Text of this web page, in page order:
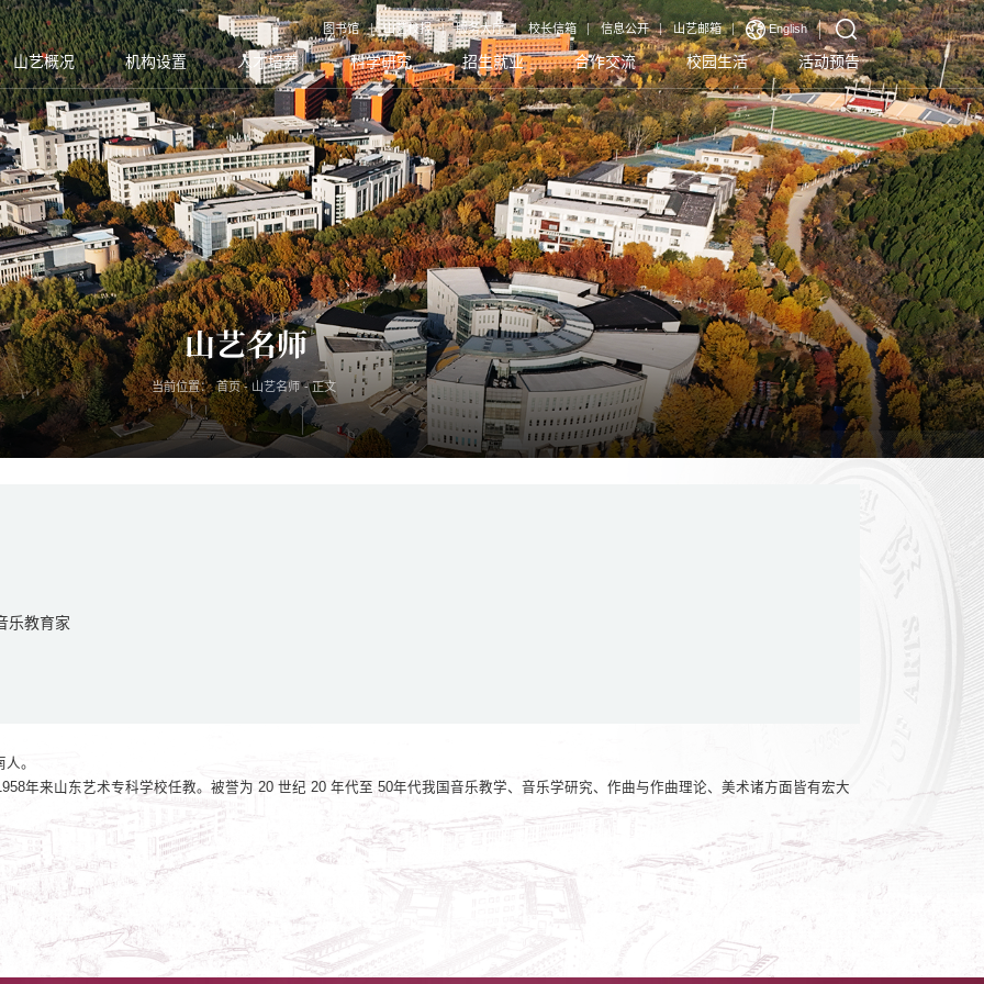
图书馆 山艺校报 服务大厅 校长信箱 信息公开 山艺邮箱 English
山艺概况 机构设置 人才培养 科学研究 招生就业 合作交流 校园生活 活动预告
山艺名师
当前位置： 首页 - 山艺名师 - 正文
乐教育家
。
年来山东艺术专科学校任教。被誉为 20 世纪 20 年代至 50年代我国音乐教学、音乐学研究、作曲与作曲理论、美术诸方面皆有宏大